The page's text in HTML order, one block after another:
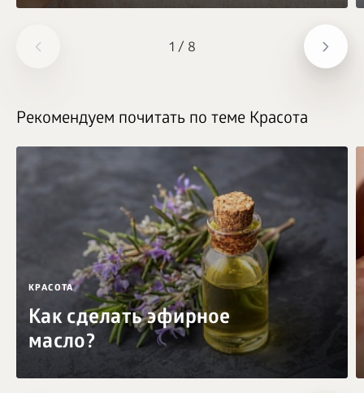
1 / 8
Рекомендуем почитать по теме Красота
КРАСОТА
Как сделать эфирное
масло?